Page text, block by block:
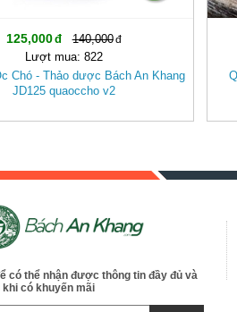
125,000
140,000
Lượt mua: 822
Chó - Thảo dược Bách An Khang
JD125 quaoccho v2
có thể nhận được thông tin đầy đủ và
có khuyến mãi